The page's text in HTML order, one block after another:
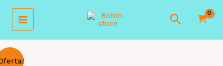
contenido
Buscar